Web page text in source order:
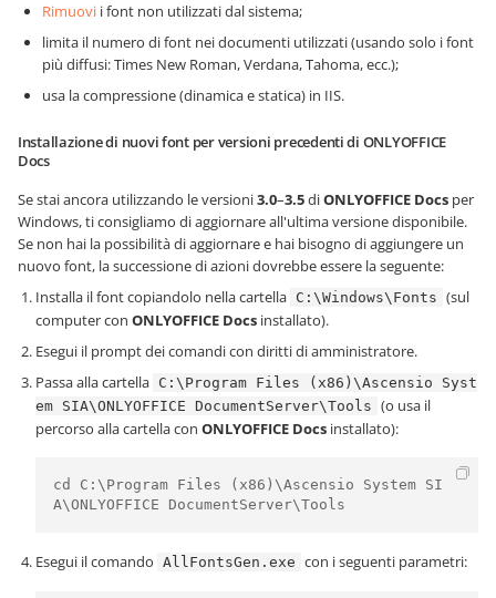
Rimuovi i font non utilizzati dal sistema;
limita il numero di font nei documenti utilizzati (usando solo i font
più diffusi: Times New Roman, Verdana, Tahoma, ecc.);
usa la compressione (dinamica e statica) in IIS.
Installazione di nuovi font per versioni precedenti di ONLYOFFICE
Docs
Se stai ancora utilizzando le versioni3.0–3.5diONLYOFFICE Docs per
Windows, ti consigliamo di aggiornare all'ultima versione disponibile.
Se non hai la possibilità di aggiornare e hai bisogno di aggiungere un
nuovo font, la successione di azioni dovrebbe essere la seguente:
Installa il font copiandolo nella cartella C:\Windows\Fonts (sul
computer con ONLYOFFICE Docs installato).
Esegui il prompt dei comandi con diritti di amministratore.
Passa alla cartella C:\Program Files (x86)\Ascensio Syst
em SIA\ONLYOFFICE DocumentServer\Tools (o usa il
percorso alla cartella con ONLYOFFICE Docs installato):
cd C:\Program Files (x86)\Ascensio System SI
A\ONLYOFFICE DocumentServer\Tools
Esegui il comando AllFontsGen.exe con i seguenti parametri: